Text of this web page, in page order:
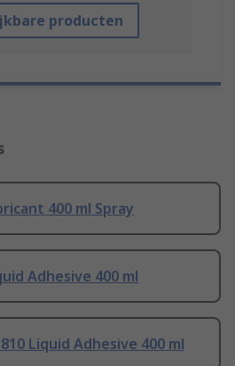
producten
400 ml Spray
Adhesive 400 ml
Liquid Adhesive 400 ml